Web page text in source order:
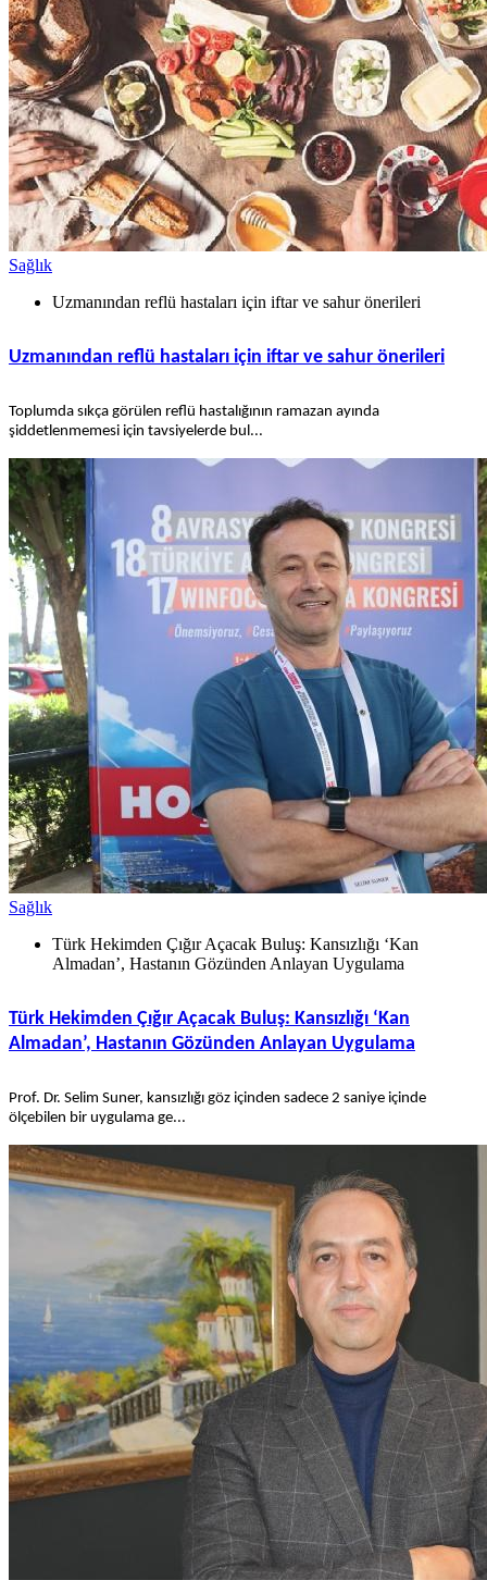
Sağlık
Uzmanından reflü hastaları için iftar ve sahur önerileri
Uzmanından reflü hastaları için iftar ve sahur önerileri
Toplumda sıkça görülen reflü hastalığının ramazan ayında
şiddetlenmemesi için tavsiyelerde bul...
Sağlık
Türk Hekimden Çığır Açacak Buluş: Kansızlığı ‘Kan
Almadan’, Hastanın Gözünden Anlayan Uygulama
Türk Hekimden Çığır Açacak Buluş: Kansızlığı ‘Kan
Almadan’, Hastanın Gözünden Anlayan Uygulama
Prof. Dr. Selim Suner, kansızlığı göz içinden sadece 2 saniye içinde
ölçebilen bir uygulama ge...